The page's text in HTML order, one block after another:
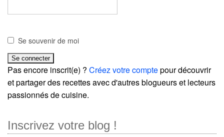
Se souvenir de moi
Pas encore inscrit(e) ? Créez votre comptepour découvrir
et partager des recettes avec d'autres blogueurs et lecteurs
passionnés de cuisine.
Inscrivez votre blog !